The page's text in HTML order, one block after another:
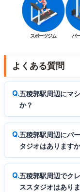
スポーツジム パ
よくある質問
五稜郭駅周辺にマ
か？
五稜郭駅周辺にパ
タジオはあります
五稜郭駅周辺でク
ススタジオはあり